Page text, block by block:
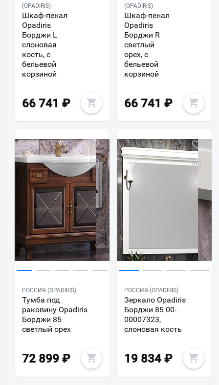
(OPADIRIS)
Шкаф-пенал
Opadiris
Борджи L
слоновая
кость, с
бельевой
корзиной
66 741 ₽
(OPADIRIS)
Шкаф-пенал
Opadiris
Борджи R
светлый
орех, с
бельевой
корзиной
66 741 ₽
РОССИЯ (OPADIRIS)
Тумба под
раковину Opadiris
Борджи 85
светлый орех
72 899 ₽
РОССИЯ (OPADIRIS)
Зеркало Opadiris
Борджи 85 00-
00007323,
слоновая кость
19 834 ₽